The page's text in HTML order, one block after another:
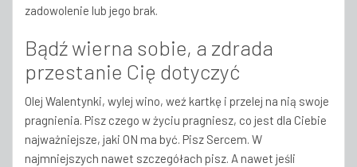
zadowolenie lub jego brak.
Bądź wierna sobie, a zdrada
przestanie Cię dotyczyć
Olej Walentynki, wylej wino, weź kartkę i przelej na nią swoje
pragnienia. Pisz czego w życiu pragniesz, co jest dla Ciebie
najważniejsze, jaki ON ma być. Pisz Sercem. W
najmniejszych nawet szczegółach pisz. A nawet jeśli